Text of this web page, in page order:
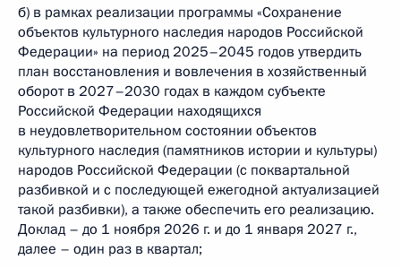
б) в рамках реализации программы «Сохранение
объектов культурного наследия народов Российской
Федерации» на период 2025–2045 годов утвердить
план восстановления и вовлечения в хозяйственный
оборот в 2027–2030 годах в каждом субъекте
Российской Федерации находящихся
в неудовлетворительном состоянии объектов
культурного наследия (памятников истории и культуры)
народов Российской Федерации (с поквартальной
разбивкой и с последующей ежегодной актуализацией
такой разбивки), а также обеспечить его реализацию.
Доклад – до 1 ноября 2026 г. и до 1 января 2027 г.,
далее – один раз в квартал;